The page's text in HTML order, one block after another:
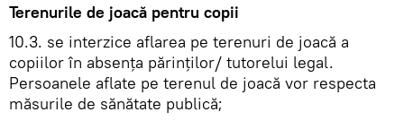
Terenurile de joacă pentru copii
10.3. se interzice aflarea pe terenuri de joacă a
copiilor în absența părinților/ tutorelui legal.
Persoanele aflate pe terenul de joacă vor respecta
măsurile de sănătate publică;